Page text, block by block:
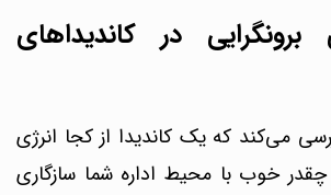
در کاندیداهای
می‌کند که یک کاندیدا از کجا انرژی
چقدر خوب با محیط اداره شما سازگاری